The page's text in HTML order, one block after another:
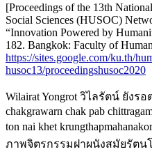
[Proceedings of the 13th
Social Sciences (HUSOC)
“Innovation Powered by
182. Bangkok: Faculty of
https://sites.google.com/ku.th/
husoc13/proceedingshusoc2020
Wilairat Yongrot วิไลรัตน์ ยังรอ
chakgrawarn chak pab
ton nai khet
ภาพจิตรกรรมฝาผนังสมัยรัต